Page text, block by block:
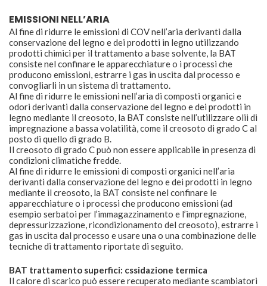
EMISSIONI NELL’ARIA
Al fine di ridurre le emissioni di COV nell’aria derivanti dalla
conservazione del legno e dei prodotti in legno utilizzando
prodotti chimici per il trattamento a base solvente, la BAT
consiste nel confinare le apparecchiature o i processi che
producono emissioni, estrarre i gas in uscita dal processo e
convogliarli in un sistema di trattamento.
Al fine di ridurre le emissioni nell’aria di composti organici e
odori derivanti dalla conservazione del legno e dei prodotti in
legno mediante il creosoto, la BAT consiste nell’utilizzare olii di
impregnazione a bassa volatilità, come il creosoto di grado C al
posto di quello di grado B.
Il creosoto di grado C può non essere applicabile in presenza di
condizioni climatiche fredde.
Al fine di ridurre le emissioni di composti organici nell’aria
derivanti dalla conservazione del legno e dei prodotti in legno
mediante il creosoto, la BAT consiste nel confinare le
apparecchiature o i processi che producono emissioni (ad
esempio serbatoi per l’immagazzinamento e l’impregnazione,
depressurizzazione, ricondizionamento del creosoto), estrarre i
gas in uscita dal processo e usare una o una combinazione delle
tecniche di trattamento riportate di seguito.
BAT trattamento superfici: cssidazione termica
Il calore di scarico può essere recuperato mediante scambiatori